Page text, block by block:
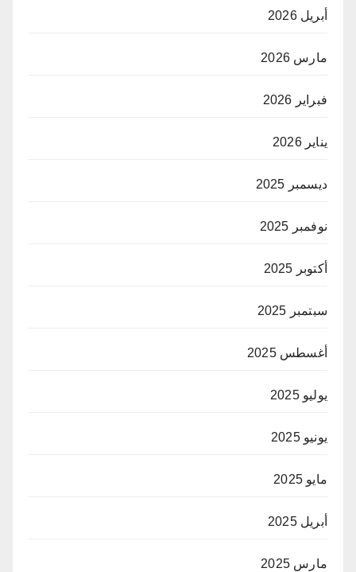
أبريل 2026
مارس 2026
فبراير 2026
يناير 2026
ديسمبر 2025
نوفمبر 2025
أكتوبر 2025
سبتمبر 2025
أغسطس 2025
يوليو 2025
يونيو 2025
مايو 2025
أبريل 2025
مارس 2025